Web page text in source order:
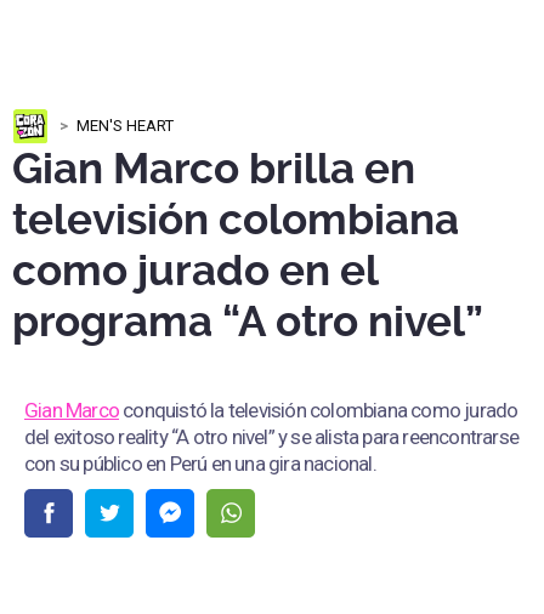
MEN'S HEART
Gian Marco brilla en
televisión colombiana
como jurado en el
programa “A otro nivel”
Gian Marco conquistó la televisión colombiana como jurado
del exitoso reality “A otro nivel” y se alista para reencontrarse
con su público en Perú en una gira nacional.